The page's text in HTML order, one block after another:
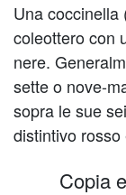
Una coccinella
coleottero con
nere.
sette o nove-
sopra le sue
distintivo
Copia